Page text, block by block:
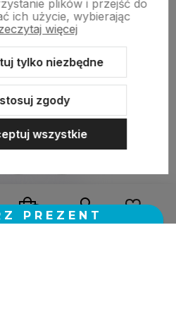
przez
Szablon Shoper Modern 3.0™
plików i przejść do
ich użycie, wybierając
więcej
tylko niezbędne
zgody
wszystkie